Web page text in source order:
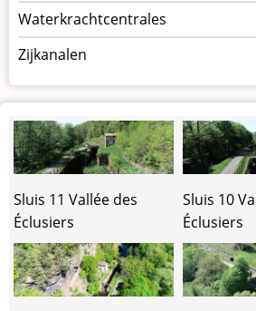
Waterkrachtcentrales
Zijkanalen
Sluis 11 Vallée des
Éclusiers
Sluis 10
Éclusiers